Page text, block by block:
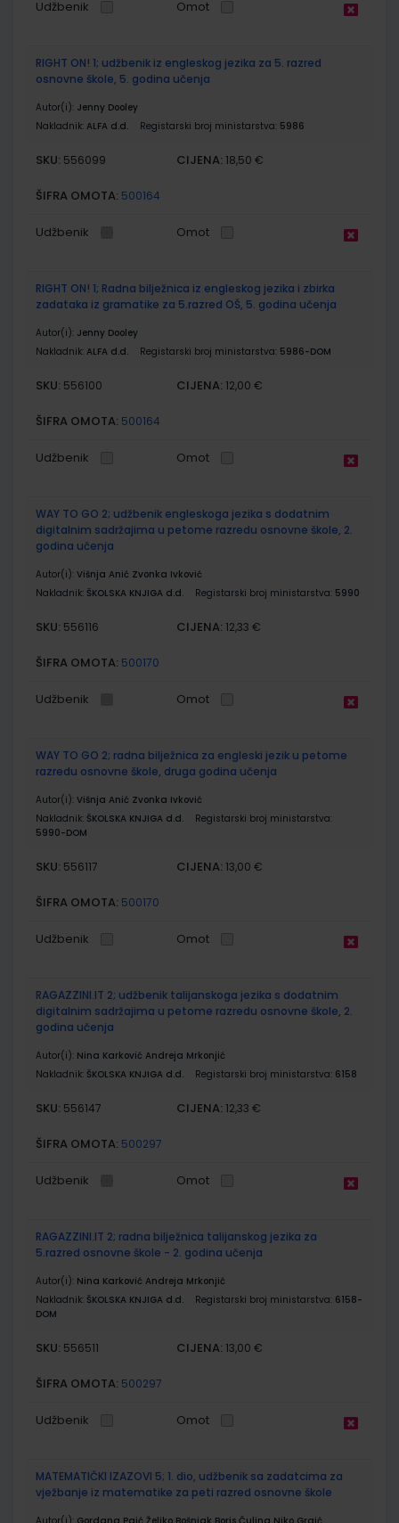
Udžbenik Omot
RIGHT ON! 1; udžbenik iz engleskog jezika za 5. razred
osnovne škole, 5. godina učenja
Autor(i): Jenny Dooley
Nakladnik: ALFA d.d. Registarski broj ministarstva: 5986
SKU: 556099 CIJENA: 18,50 €
ŠIFRA OMOTA: 500164
Udžbenik Omot
RIGHT ON! 1; Radna bilježnica iz engleskog jezika i zbirka
zadataka iz gramatike za 5.razred OŠ, 5. godina učenja
Autor(i): Jenny Dooley
Nakladnik: ALFA d.d. Registarski broj ministarstva: 5986-DOM
SKU: 556100 CIJENA: 12,00 €
ŠIFRA OMOTA: 500164
Udžbenik Omot
WAY TO GO 2; udžbenik engleskoga jezika s dodatnim
digitalnim sadržajima u petome razredu osnovne škole, 2.
godina učenja
Autor(i): Višnja Anić Zvonka Ivković
Nakladnik: ŠKOLSKA KNJIGA d.d. Registarski broj ministarstva: 5990
SKU: 556116 CIJENA: 12,33 €
ŠIFRA OMOTA: 500170
Udžbenik Omot
WAY TO GO 2; radna bilježnica za engleski jezik u petome
razredu osnovne škole, druga godina učenja
Autor(i): Višnja Anić Zvonka Ivković
Nakladnik: ŠKOLSKA KNJIGA d.d.
Registarski broj ministarstva:
5990-DOM
SKU: 556117 CIJENA: 13,00 €
ŠIFRA OMOTA: 500170
Udžbenik Omot
RAGAZZINI.IT 2; udžbenik talijanskoga jezika s dodatnim
digitalnim sadržajima u petome razredu osnovne škole, 2.
godina učenja
Autor(i): Nina Karković Andreja Mrkonjić
Nakladnik: ŠKOLSKA KNJIGA d.d. Registarski broj ministarstva: 6158
SKU: 556147 CIJENA: 12,33 €
ŠIFRA OMOTA: 500297
Udžbenik Omot
RAGAZZINI.IT 2; radna bilježnica talijanskog jezika za
5.razred osnovne škole - 2. godina učenja
Autor(i): Nina Karković Andreja Mrkonjić
Nakladnik: ŠKOLSKA KNJIGA d.d. Registarski broj ministarstva: 6158-
DOM
SKU: 556511 CIJENA: 13,00 €
ŠIFRA OMOTA: 500297
Udžbenik Omot
MATEMATIČKI IZAZOVI 5; 1. dio, udžbenik sa zadatcima za
vježbanje iz matematike za peti razred osnovne škole